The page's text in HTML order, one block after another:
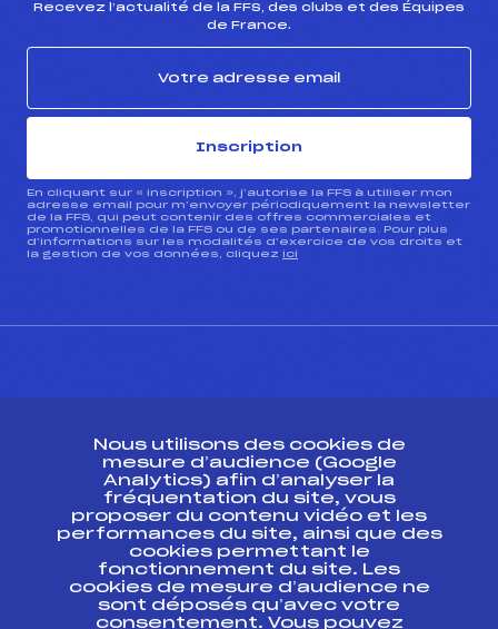
Recevez l’actualité de la FFS, des clubs et des Équipes
de France.
Inscription
En cliquant sur « inscription », j’autorise la FFS à utiliser mon
adresse email pour m’envoyer périodiquement la newsletter
de la FFS, qui peut contenir des offres commerciales et
promotionnelles de la FFS ou de ses partenaires. Pour plus
d’informations sur les modalités d’exercice de vos droits et
la gestion de vos données, cliquez ici
Ressources
Pass’Neige
Projet sportif fédéral
Projet de performance fédéral
Antidopage
Nous utilisons des cookies de
mesure d’audience (Google
Analytics) afin d’analyser la
fréquentation du site, vous
proposer du contenu vidéo et les
performances du site, ainsi que des
cookies permettant le
fonctionnement du site. Les
cookies de mesure d’audience ne
sont déposés qu’avec votre
consentement. Vous pouvez